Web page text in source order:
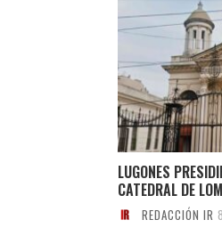
LUGONES
CATEDRAL DE
REDACCIÓN IR